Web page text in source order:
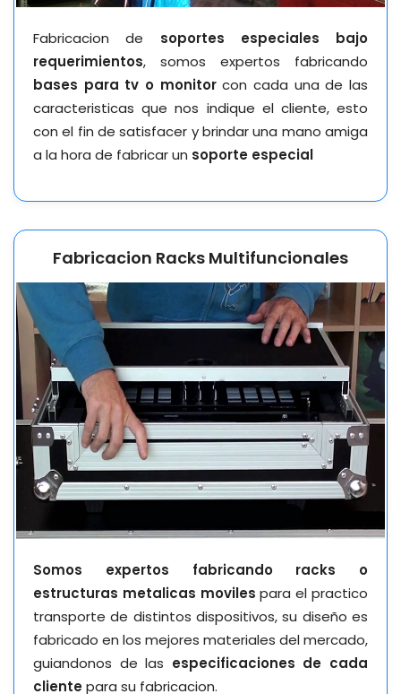
Fabricacion de soportes especiales bajo
requerimientos, somos expertos fabricando
bases para tv o monitorcon cada una de las
caracteristicas que nos indique el cliente, esto
con el fin de satisfacer y brindar una mano amiga
a la hora de fabricar un soporte especial
Fabricacion Racks Multifuncionales
Somos expertos fabricando racks o
estructuras metalicas moviles para el practico
transporte de distintos dispositivos, su diseño es
fabricado en los mejores materiales del mercado,
guiandonos de las especificaciones de cada
clientepara su fabricacion.